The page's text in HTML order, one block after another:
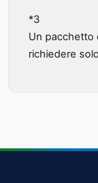
*3
Un pacchetto
richiedere